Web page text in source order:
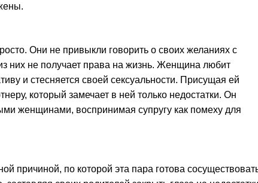
Они не привыкли говорить о своих желаниях с
них не получает права на жизнь. Женщина любит
и стесняется своей сексуальности. Присущая ей
который замечает в ней только недостатки. Он
женщинами, воспринимая супругу как помеху для
причиной, по которой эта пара готова